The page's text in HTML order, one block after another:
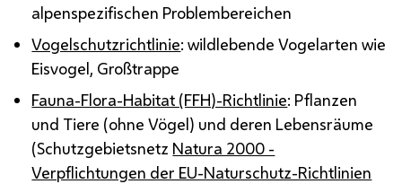
alpenspezifischen Problembereichen
Vogelschutzrichtlinie: wildlebende Vogelarten wie
Eisvogel, Großtrappe
Fauna-Flora-Habitat (FFH)-Richtlinie: Pflanzen
und Tiere (ohne Vögel) und deren Lebensräume
(Schutzgebietsnetz Natura 2000 -
Verpflichtungen der EU-Naturschutz-Richtlinien